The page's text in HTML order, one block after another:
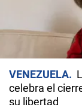
VENEZUELA
celebra el
su libertad